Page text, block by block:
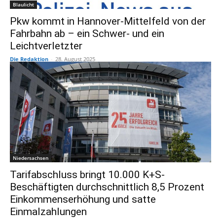
Blaulicht
Pkw kommt in Hannover-Mittelfeld von der
Fahrbahn ab – ein Schwer- und ein
Leichtverletzter
Die Redaktion - 28. August 2025
Niedersachsen
Tarifabschluss bringt 10.000 K+S-
Beschäftigten durchschnittlich 8,5 Prozent
Einkommenserhöhung und satte
Einmalzahlungen